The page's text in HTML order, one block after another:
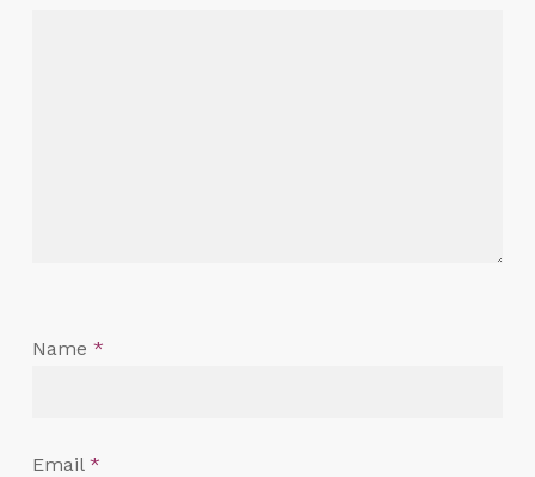
Name *
Email *